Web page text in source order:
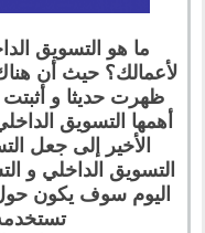
ما هو التسويق
لأعمالك؟ حيث أن
ظهرت حديثا و
أهمها التسويق
الأخير إلى جعل
التسويق الداخلي و
اليوم سوف يكون